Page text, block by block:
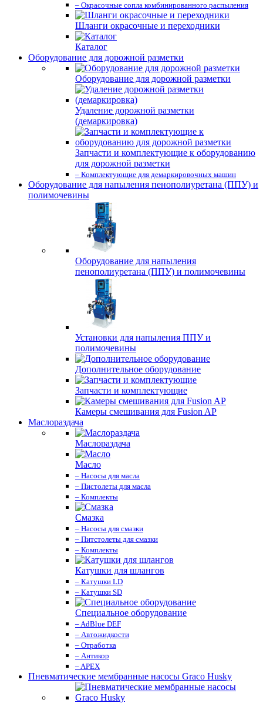
– Окрасочные сопла комбинированного распыления
Шланги окрасочные и переходники
Каталог
Оборудование для дорожной разметки
Оборудование для дорожной разметки
Удаление дорожной разметки
(демаркировка)
Запчасти и комплектующие к оборудованию
для дорожной разметки
– Комплектующие для демаркировочных машин
Оборудование для напыления пенополиуретана (ППУ) и
полимочевины
Оборудование для напыления
пенополиуретана (ППУ) и полимочевины
Установки для напыления ППУ и
полимочевины
Дополнительное оборудование
Запчасти и комплектующие
Камеры смешивания для Fusion AP
Маслораздача
Маслораздача
Масло
– Насосы для масла
– Пистолеты для масла
– Комплекты
Смазка
– Насосы для смазки
– Питстолеты для смазки
– Комплекты
Катушки для шлангов
– Катушки LD
– Катушки SD
Специальное оборудование
– AdBlue DEF
– Автожидкости
– Отработка
– Антикор
– APEX
Пневматические мембранные насосы Graco Husky